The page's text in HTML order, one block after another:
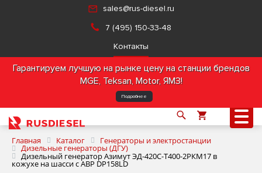
sales@rus-diesel.ru
7 (495) 150-33-48
Контакты
Гарантируем лучшую на рынке цену на станции брендов
MGE, Teksan, Motor, ЯМЗ!
Подробнее
Главная Каталог Генераторы и электростанции
Дизельные генераторы (ДГУ)
Дизельный генератор Азимут ЭД-420С-Т400-2РКМ17 в
кожухе на шасси с АВР DP158LD